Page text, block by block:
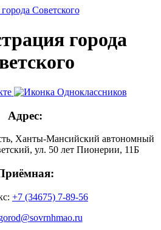
города
Адрес:
Ханты-Мансийский автономный
ул. 50 лет Пионерии, 11Б
+7 (34675) 7-89-56